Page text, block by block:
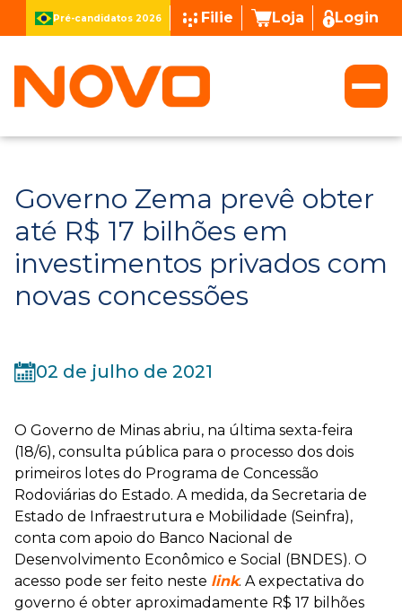
Pré-candidatos 2026 Filie Loja Login
Governo Zema prevê obter
até R$ 17 bilhões em
investimentos privados com
novas concessões
02 de julho de 2021
O Governo de Minas abriu, na última sexta-feira
(18/6), consulta pública para o processo dos dois
primeiros lotes do Programa de Concessão
Rodoviárias do Estado. A medida, da Secretaria de
Estado de Infraestrutura e Mobilidade (Seinfra),
conta com apoio do Banco Nacional de
Desenvolvimento Econômico e Social (BNDES). O
acesso pode ser feito neste link. A expectativa do
governo é obter aproximadamente R$ 17 bilhões